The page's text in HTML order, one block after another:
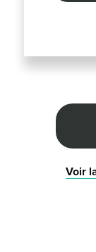
Voir